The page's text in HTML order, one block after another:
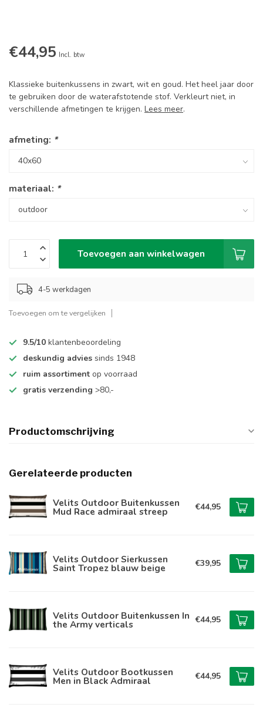
€44,95 Incl. btw
Klassieke buitenkussens in zwart, wit en goud. Het heel jaar door
te gebruiken door de waterafstotende stof. Verkleurt niet, in
verschillende afmetingen te krijgen. Lees meer.
afmeting: *
materiaal: *
Toevoegen aan winkelwagen
4-5 werkdagen
Toevoegen om te vergelijken
9.5/10 klantenbeoordeling
deskundig advies sinds 1948
ruim assortiment op voorraad
gratis verzending >80,-
Productomschrijving
Gerelateerde producten
Velits Outdoor Buitenkussen
Mud Race admiraal streep €44,95
Velits Outdoor Sierkussen
Saint Tropez blauw beige €39,95
Velits Outdoor Buitenkussen In
the Army verticals €44,95
Velits Outdoor Bootkussen
Men in Black Admiraal €44,95